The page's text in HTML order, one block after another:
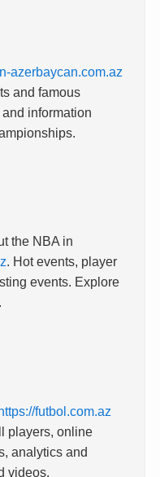
azerbaycan.com.az
and famous
information
the NBA in
. Hot events, player
events. Explore
futbol.com.az
players, online
analytics and
videos.